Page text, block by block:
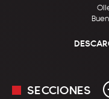
SECCIONES